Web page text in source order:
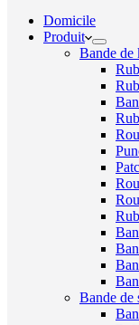
Domicile
Produit
Bande de
Bande de